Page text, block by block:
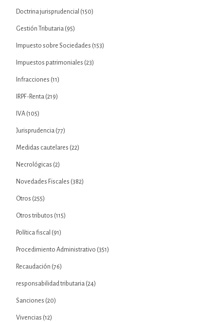
Doctrina jurisprudencial (150)
Gestión Tributaria (95)
Impuesto sobre Sociedades (153)
Impuestos patrimoniales (23)
Infracciones (11)
IRPF-Renta (219)
IVA (105)
Jurisprudencia (77)
Medidas cautelares (22)
Necrológicas (2)
Novedades Fiscales (382)
Otros (255)
Otros tributos (115)
Política fiscal (91)
Procedimiento Administrativo (351)
Recaudación (76)
responsabilidad tributaria (24)
Sanciones (20)
Vivencias (12)